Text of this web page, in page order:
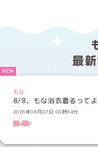
最
もな
8/8、もな浴衣着るってよ
2026年08月07日 00時34分
4
0